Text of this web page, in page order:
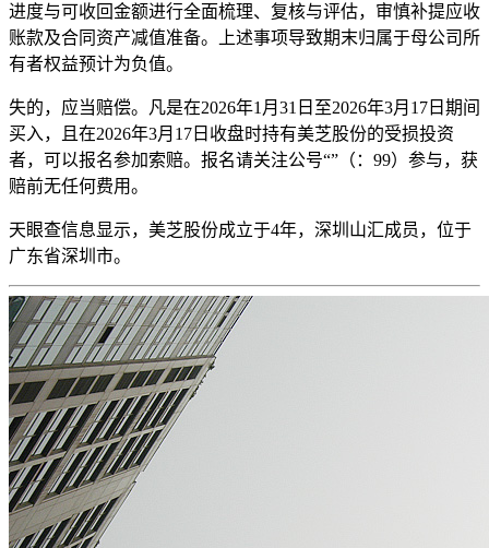
进度与可收回金额进行全面梳理、复核与评估，审慎补提应收
账款及合同资产减值准备。上述事项导致期末归属于母公司所
有者权益预计为负值。
失的，应当赔偿。凡是在2026年1月31日至2026年3月17日期间
买入，且在2026年3月17日收盘时持有美芝股份的受损投资
者，可以报名参加索赔。报名请关注公号“”（：99）参与，获
赔前无任何费用。
天眼查信息显示，美芝股份成立于4年，深圳山汇成员，位于
广东省深圳市。